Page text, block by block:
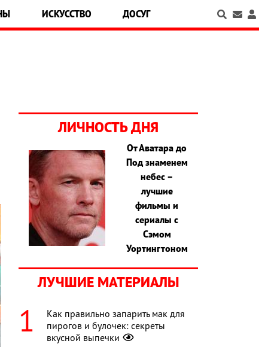
ИСКУССТВО ДОСУГ
ЛИЧНОСТЬ ДНЯ
От Аватара до
Под знаменем
небес –
лучшие
фильмы и
сериалы с
Сэмом
Уортингтоном
ЛУЧШИЕ МАТЕРИАЛЫ
Как правильно запарить мак для
пирогов и булочек: секреты
вкусной выпечки